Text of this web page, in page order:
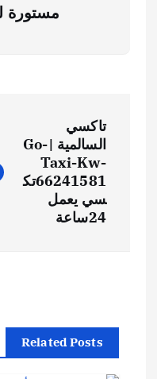
مستورة
تاكسي
السالمية |Go-
Taxi-Kw-
66241581تك
سي يعمل
24ساعة
Related Posts